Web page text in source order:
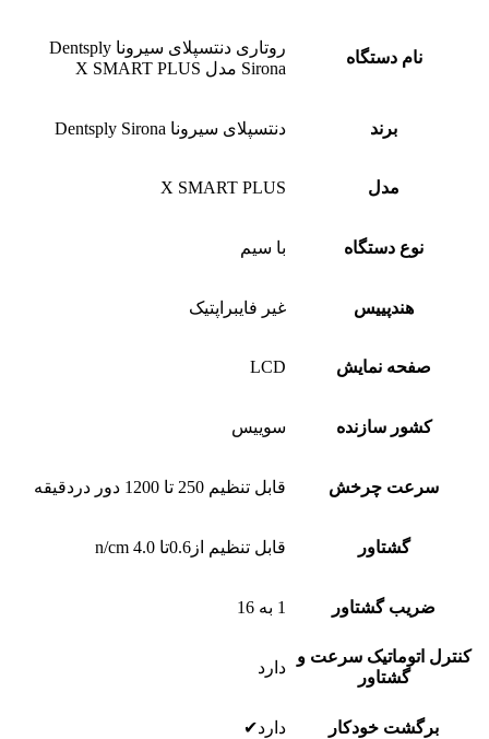
نام دستگاه
روتاری دنتسپلای سیرونا Dentsply
Sirona مدل X SMART PLUS
برند دنتسپلای سیرونا Dentsply Sirona
مدل X SMART PLUS
نوع دستگاه با سیم
هندپییس غیر فایبراپتیک
صفحه نمایش LCD
کشور سازنده سوییس
سرعت چرخش قابل تنظیم 250 تا 1200 دور دردقیقه
گشتاور قابل تنظیم از0.6تا 4.0 n/cm
ضریب گشتاور 1 به 16
کنترل اتوماتیک سرعت و
گشتاور
دارد
برگشت خودکار دارد✔